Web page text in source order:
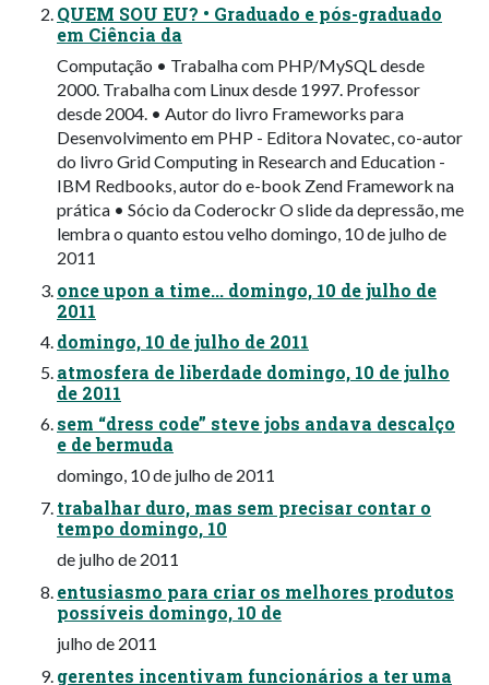
QUEM SOU EU? • Graduado e pós-graduado
em Ciência da
Computação • Trabalha com PHP/MySQL desde
2000. Trabalha com Linux desde 1997. Professor
desde 2004. • Autor do livro Frameworks para
Desenvolvimento em PHP - Editora Novatec, co-autor
do livro Grid Computing in Research and Education -
IBM Redbooks, autor do e-book Zend Framework na
prática • Sócio da Coderockr O slide da depressão, me
lembra o quanto estou velho domingo, 10 de julho de
2011
once upon a time... domingo, 10 de julho de
2011
domingo, 10 de julho de 2011
atmosfera de liberdade domingo, 10 de julho
de 2011
sem “dress code” steve jobs andava descalço
e de bermuda
domingo, 10 de julho de 2011
trabalhar duro, mas sem precisar contar o
tempo domingo, 10
de julho de 2011
entusiasmo para criar os melhores produtos
possíveis domingo, 10 de
julho de 2011
gerentes incentivam funcionários a ter uma